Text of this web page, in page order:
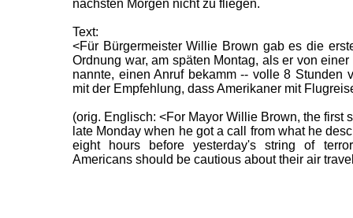
nächsten Morgen nicht zu fliegen.
Text:
<Für Bürgermeister Willie Brown gab es die
Ordnung war, am späten Montag, als er von
nannte, einen Anruf bekamm -- volle 8 Stunden
mit der Empfehlung, dass Amerikaner mit
(orig. Englisch: <For Mayor Willie Brown, the first
late Monday when he got a call from what he
eight hours before yesterday's string of
Americans should be cautious about their air